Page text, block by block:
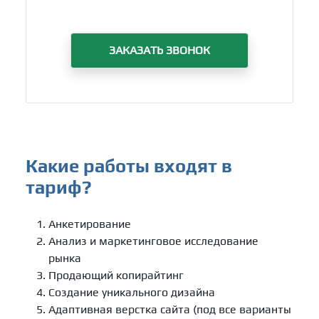
ЗАКАЗАТЬ ЗВОНОК
Какие работы входят в
тариф?
Анкетирование
Анализ и маркетинговое исследование
рынка
Продающий копирайтинг
Создание уникального дизайна
Адаптивная верстка сайта (под все варианты